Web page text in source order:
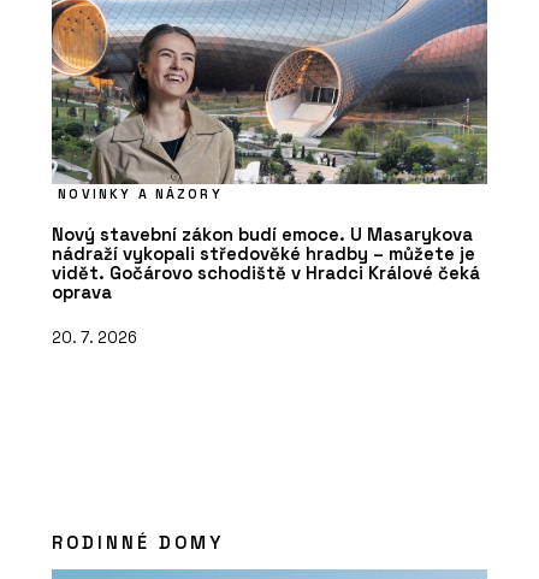
NOVINKY A NÁZORY
Nový stavební zákon budí emoce. U Masarykova
nádraží vykopali středověké hradby – můžete je
vidět. Gočárovo schodiště v Hradci Králové čeká
oprava
20. 7. 2026
RODINNÉ DOMY